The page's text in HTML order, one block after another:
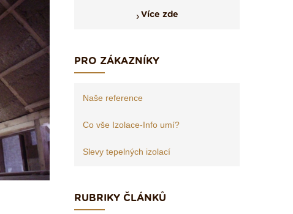
Více zde
PRO ZÁKAZNÍKY
Naše reference
Co vše Izolace-Info umí?
Slevy tepelných izolací
RUBRIKY ČLÁNKŮ